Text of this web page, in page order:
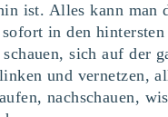
ist. Alles kann man
sofort in den
sich auf der
und vernetzen,
nachschauen,